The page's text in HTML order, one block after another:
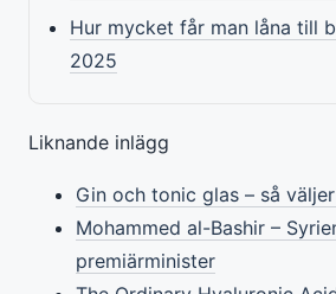
Hur mycket får man låna till
2025
Liknande inlägg
Gin och tonic glas – så
Mohammed al-Bashir –
premiärminister